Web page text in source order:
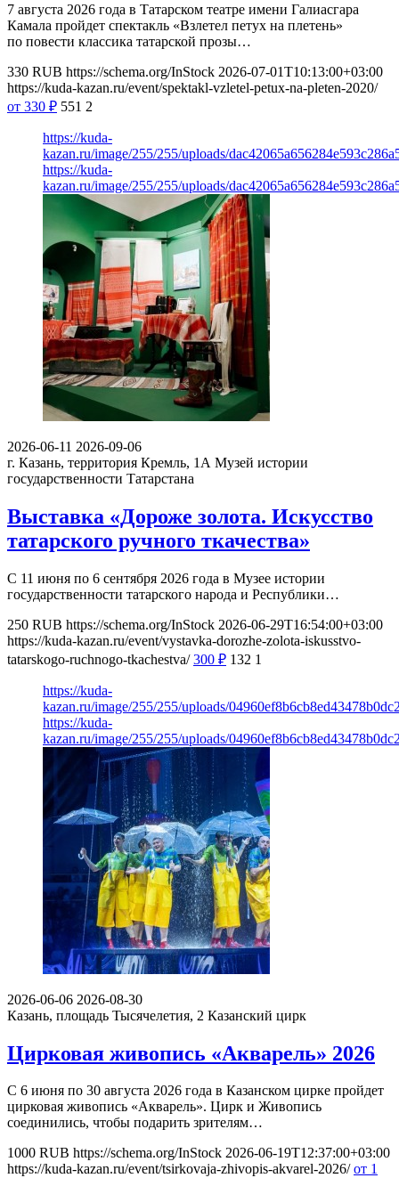
7 августа 2026 года в Татарском театре имени Галиасгара
Камала пройдет спектакль «Взлетел петух на плетень»
по повести классика татарской прозы…
330 RUB https://schema.org/InStock 2026-07-01T10:13:00+03:00
https://kuda-kazan.ru/event/spektakl-vzletel-petux-na-pleten-2020/
от 330 ₽ 551 2
https://kuda-
kazan.ru/image/255/255/uploads/
https://kuda-
kazan.ru/image/255/255/uploads/
2026-06-11 2026-09-06
г. Казань, территория Кремль, 1А Музей истории
государственности Татарстана
Выставка «Дороже золота. Искусство
татарского ручного ткачества»
С 11 июня по 6 сентября 2026 года в Музее истории
государственности татарского народа и Республики…
250 RUB https://schema.org/InStock 2026-06-29T16:54:00+03:00
https://kuda-kazan.ru/event/vystavka-dorozhe-zolota-iskusstvo-
tatarskogo-ruchnogo-tkachestva/ 300 ₽ 132 1
https://kuda-
kazan.ru/image/255/255/uploads/
https://kuda-
kazan.ru/image/255/255/uploads/
2026-06-06 2026-08-30
Казань, площадь Тысячелетия, 2 Казанский цирк
Цирковая живопись «Акварель» 2026
С 6 июня по 30 августа 2026 года в Казанском цирке пройдет
цирковая живопись «Акварель». Цирк и Живопись
соединились, чтобы подарить зрителям…
1000 RUB https://schema.org/InStock 2026-06-19T12:37:00+03:00
https://kuda-kazan.ru/event/tsirkovaja-zhivopis-akvarel-2026/ от 1